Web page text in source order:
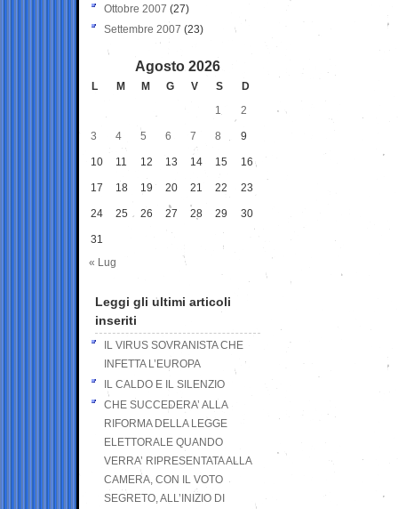
Ottobre 2007 (27)
Settembre 2007 (23)
Agosto 2026
L M M G V S
D
1
2
3 4 5 6 7 8 9
10 11 12 13 14 15 16
17 18 19 20 21 22 23
24 25 26 27 28 29 30
31
« Lug
Leggi gli ultimi articoli
inseriti
IL VIRUS SOVRANISTA CHE
INFETTA L’EUROPA
IL CALDO E IL SILENZIO
CHE SUCCEDERA’ ALLA
RIFORMA DELLA LEGGE
ELETTORALE QUANDO
VERRA’ RIPRESENTATA ALLA
CAMERA, CON IL VOTO
SEGRETO, ALL’INIZIO DI